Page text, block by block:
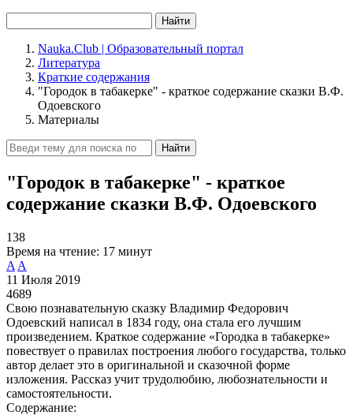
Найти
Nauka.Club | Образовательный портал
Литература
Краткие содержания
"Городок в табакерке" - краткое содержание сказки В.Ф.
Одоевского
Материалы
Найти
"Городок в табакерке" - краткое
содержание сказки В.Ф. Одоевского
138
Время на чтение: 17 минут
A A
11 Июля 2019
4689
Свою познавательную сказку Владимир Федорович
Одоевский написал в 1834 году, она стала его лучшим
произведением. Краткое содержание «Городка в табакерке»
повествует о правилах построения любого государства, только
автор делает это в оригинальной и сказочной форме
изложения. Рассказ учит трудолюбию, любознательности и
самостоятельности.
Содержание: